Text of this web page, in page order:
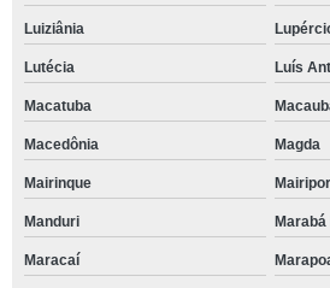
Luiziânia
Lutécia Luís
Macatuba
Macedônia Magda
Mairinque
Manduri
Maracaí